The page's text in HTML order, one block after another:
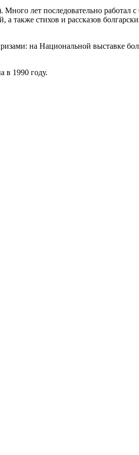
лет последовательно работал с
а также стихов и рассказов
на Национальной выставке
в 1990 году.